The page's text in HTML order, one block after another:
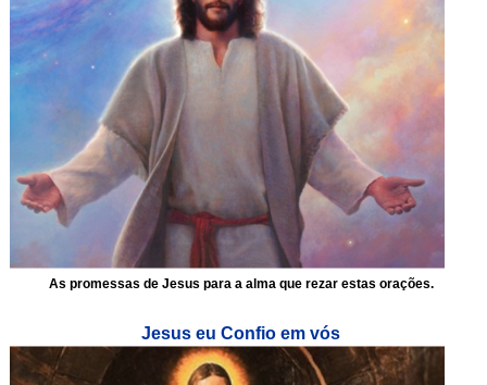
As promessas de Jesus para a alma que rezar estas orações.
Jesus eu Confio em vós